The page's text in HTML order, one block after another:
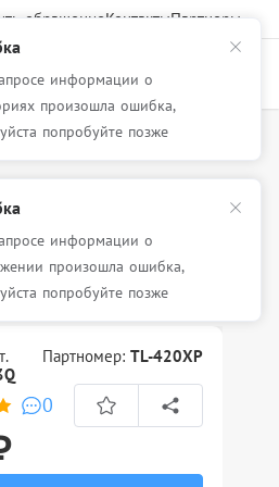
обращениеКонтактыПартнеры
Корзина
Партномер:TL-420XP
0
информации о
произошла ошибка,
попробуйте позже
информации о
произошла ошибка,
попробуйте позже